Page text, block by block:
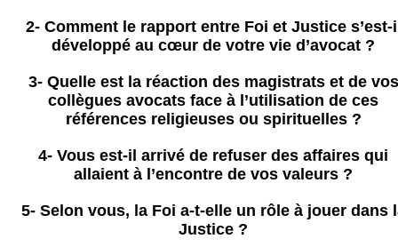
2- Comment le rapport entre Foi et Justice s’est-
développé au cœur de votre vie d’avocat ?
3- Quelle est la réaction des magistrats et de vos
collègues avocats face à l’utilisation de ces
références religieuses ou spirituelles ?
4- Vous est-il arrivé de refuser des affaires qui
allaient à l’encontre de vos valeurs ?
5- Selon vous, la Foi a-t-elle un rôle à jouer dans
Justice ?